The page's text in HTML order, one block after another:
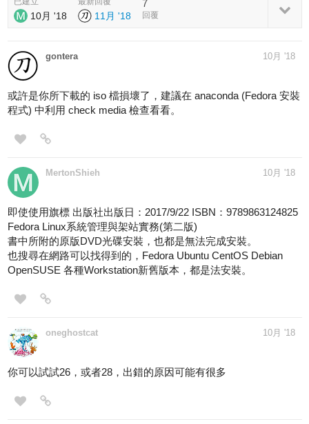
10月 '18 11月 '18
7
回覆
gontera 10月 '18
或許是你所下載的 iso 檔損壞了，建議在 anaconda (Fedora 安裝
程式) 中利用 check media 檢查看看。
MertonShieh 10月 '18
即使使用旗標 出版社出版日：2017/9/22 ISBN：9789863124825
Fedora Linux系統管理與架站實務(第二版)
書中所附的原版DVD光碟安裝，也都是無法完成安裝。
也搜尋在網路可以找得到的，Fedora Ubuntu CentOS Debian
OpenSUSE 各種Workstation新舊版本，都是法安裝。
oneghostcat 10月 '18
你可以試試26，或者28，出錯的原因可能有很多